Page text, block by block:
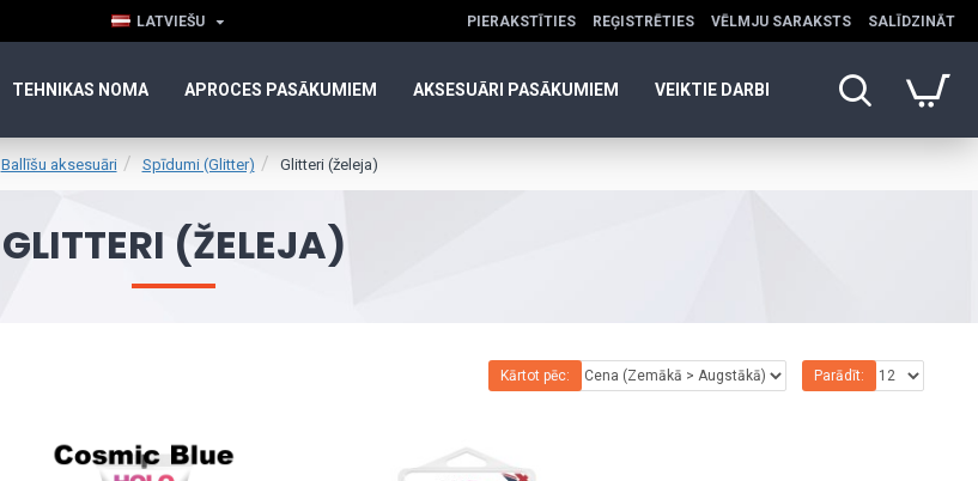
LATVIEŠU PIERAKSTĪTIES REĢISTRĒTIES VĒLMJU SARAKSTS SALĪDZINĀT
TEHNIKAS NOMA APROCES PASĀKUMIEM AKSESUĀRI PASĀKUMIEM VEIKTIE DARBI
Ballīšu aksesuāri Spīdumi (Glitter) Glitteri (želeja)
GLITTERI (ŽELEJA)
Kārtot pēc: Parādīt: